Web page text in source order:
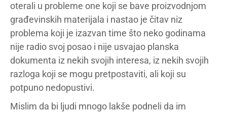
oterali u probleme one koji se bave proizvodnjom
građevinskih materijala i nastao je čitav niz
problema koji je izazvan time što neko godinama
nije radio svoj posao i nije usvajao planska
dokumenta iz nekih svojih interesa, iz nekih svojih
razloga koji se mogu pretpostaviti, ali koji su
potpuno nedopustivi.
Mislim da bi ljudi mnogo lakše podneli da im